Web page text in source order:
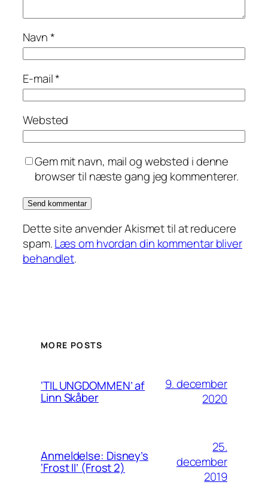
Navn*
E-mail*
Websted
Gem mit navn, mail og websted i denne
browser til næste gang jeg kommenterer.
Dette site anvender Akismet til at reducere
spam.Læs om hvordan din kommentar bliver
behandlet.
MORE POSTS
‘TIL UNGDOMMEN’ af
Linn Skåber
9. december
2020
Anmeldelse: Disney’s
‘Frost II’ (Frost 2)
25.
december
2019